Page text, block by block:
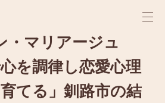
・マリアージュ
心を調律し恋愛心理
てる」釧路市の結